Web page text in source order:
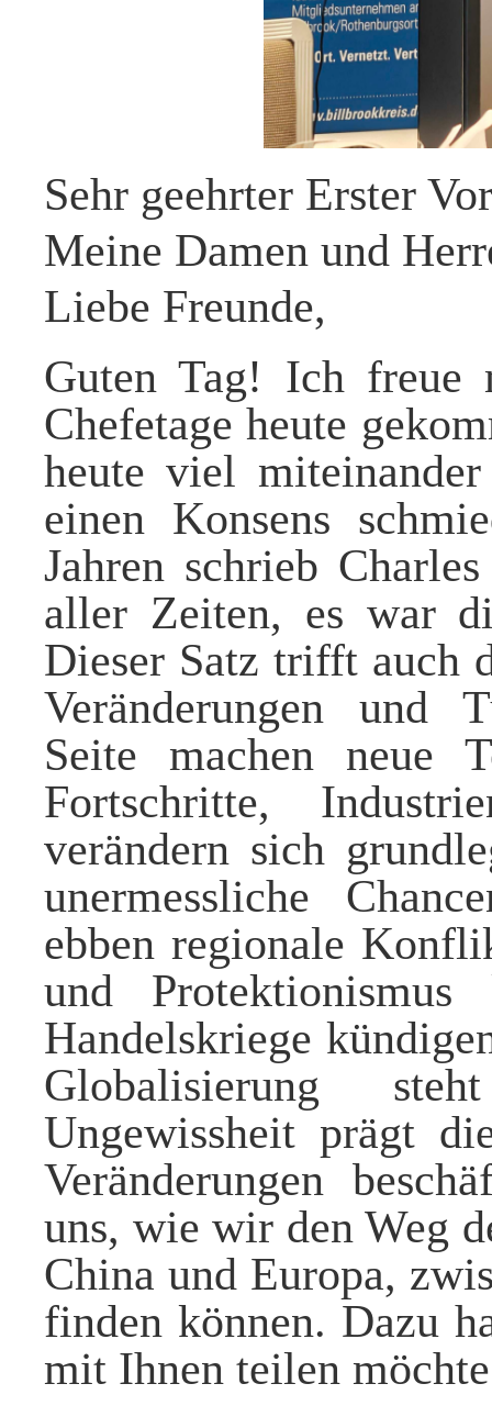
Sehr geehrter Erster
Meine Damen und
Liebe Freunde,
Guten Tag! Ich freue
Chefetage heute
heute viel
einen Konsens
Jahren schrieb
aller Zeiten, es war
Dieser Satz trifft auch
Veränderungen und
Seite machen neue
Fortschritte,
verändern sich
unermessliche
ebben regionale
und
Handelskriege
Globalisierung
Ungewissheit prägt
Veränderungen
uns, wie wir den Weg
China und Europa,
finden können. Dazu
mit Ihnen teilen